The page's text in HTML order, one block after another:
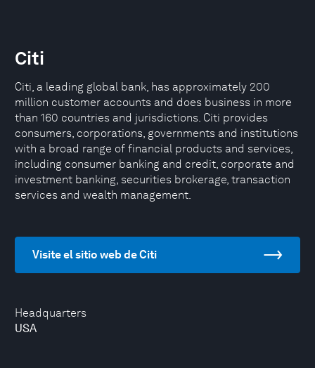
Headquarters
USA
Citi
Citi, a leading global bank, has approximately 200
million customer accounts and does business in more
than 160 countries and jurisdictions. Citi provides
consumers, corporations, governments and institutions
with a broad range of financial products and services,
including consumer banking and credit, corporate and
investment banking, securities brokerage, transaction
services and wealth management.
Visite el sitio web de Citi